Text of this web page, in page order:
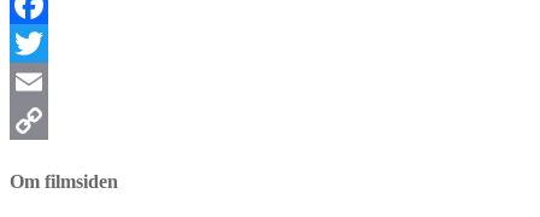
Facebook
Twitter
Email
Om filmsiden